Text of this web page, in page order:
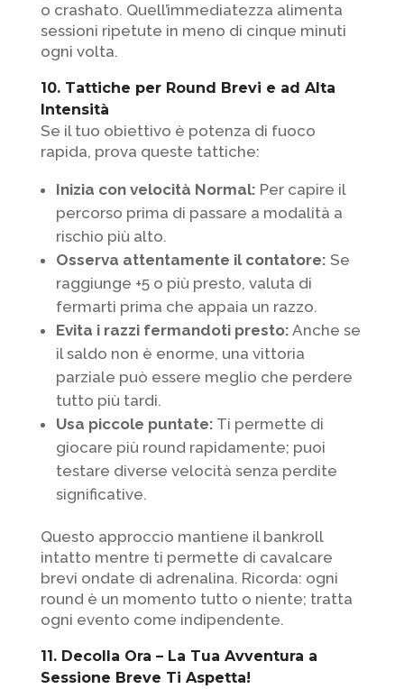
o crashato. Quell’immediatezza alimenta
sessioni ripetute in meno di cinque minuti
ogni volta.
10. Tattiche per Round Brevi e ad Alta
Intensità
Se il tuo obiettivo è potenza di fuoco
rapida, prova queste tattiche:
Inizia con velocità Normal: Per capire il
percorso prima di passare a modalità a
rischio più alto.
Osserva attentamente il contatore: Se
raggiunge +5 o più presto, valuta di
fermarti prima che appaia un razzo.
Evita i razzi fermandoti presto: Anche se
il saldo non è enorme, una vittoria
parziale può essere meglio che perdere
tutto più tardi.
Usa piccole puntate: Ti permette di
giocare più round rapidamente; puoi
testare diverse velocità senza perdite
significative.
Questo approccio mantiene il bankroll
intatto mentre ti permette di cavalcare
brevi ondate di adrenalina. Ricorda: ogni
round è un momento tutto o niente; tratta
ogni evento come indipendente.
11. Decolla Ora – La Tua Avventura a
Sessione Breve Ti Aspetta!